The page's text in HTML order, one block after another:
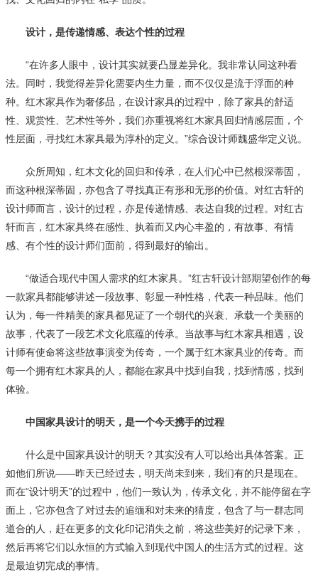
设计，是传递情感、表达个性的过程
“在许多人眼中，设计其实就要凸显差异化。我非常认同这种看
法。同时，我觉得差异化需要内生力量，而不仅仅是流于浮面的种
种。红木家具作为奢侈品，在设计家具的过程中，除了家具的舒适
性、观赏性、艺术性等外，我们亦重视将红木家具回归情感层面，个
性层面，寻找红木家具最为淳朴的定义。”综合设计师魏盛华定义说。
众所周知，红木文化的回归和传承，在人们心中已然根深蒂固，
而这种根深蒂固，亦包含了寻找真正有形和无形的价值。对红古轩的
设计师而言，设计的过程，亦是传递情感、表达自我的过程。对红古
轩而言，红木家具终在感性、执着而又内心丰盈的，有故事、有情
感、有个性的设计师们面前，得到最好的输出。
“做适合现代中国人需求的红木家具。”红古轩设计部期望创作的每
一款家具都能够讲述一段故事、彰显一种性格，代表一种品味。他们
认为，每一件精美的家具都见证了一个朝代的兴衰、承载一个美丽的
故事，代表了一段艺术文化底蕴的传承。当故事与红木家具相遇，设
计师有使命将这些故事演变为传奇，一个属于红木家具业的传奇。而
每一个拥有红木家具的人，都能在家具中找到自我，找到情感，找到
体验。
中国家具设计的明天，是一个今天携手的过程
什么是中国家具设计的明天？其实没有人可以给出具体答案。正
如他们所说——昨天已经过去，明天尚未到来，我们有的只是现在。
而在“设计明天”的过程中，他们一致认为，传承文化，并不能停留在字
面上，它亦包含了对过去的追缅和对未来的猜度，包含了与一群志同
道合的人，赶在更多的文化印记消失之前，将这些美好的记录下来，
然后再将它们以永恒的方式输入到现代中国人的生活方式的过程。这
是最迫切完成的事情。